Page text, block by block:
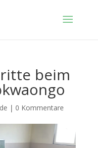
beim
| 0 Kommentare